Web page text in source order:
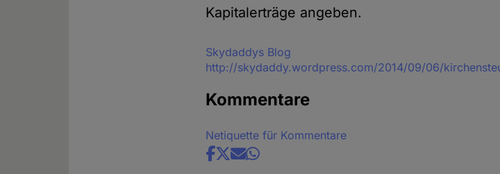
Kapitalerträge angeben.
Quelle
Skydaddys Blog
http://skydaddy.wordpress.com/2014/09/06/
Kommentare
Netiquette für Kommentare
Share